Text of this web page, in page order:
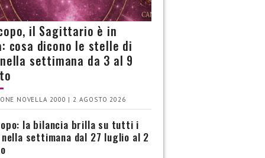
il Sagittario è in
cosa dicono le stelle di
settimana da 3 al 9
NOVELLA 2000 | 2 AGOSTO 2026
la bilancia brilla su tutti i
settimana dal 27 luglio al 2